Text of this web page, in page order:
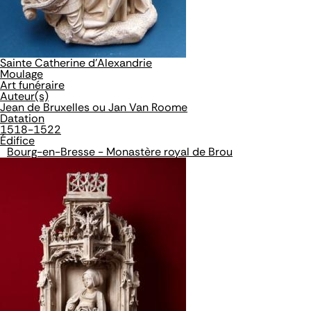
Sainte Catherine d'Alexandrie
Moulage
Art funéraire
Auteur(s)
Jean de Bruxelles ou Jan Van Roome
Datation
1518-1522
Édifice
Bourg-en-Bresse - Monastère royal de Brou